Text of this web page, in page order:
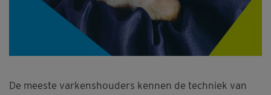
De meeste varkenshouders kennen de techniek van